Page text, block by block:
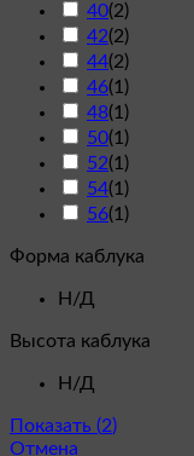
40(2)
42(2)
44(2)
46(1 )
48(1 )
50(1 )
52(1 )
54(1 )
56(1 )
Форма каблука
Н/Д
Высота каблука
Н/Д
Показать (2)
Отмена